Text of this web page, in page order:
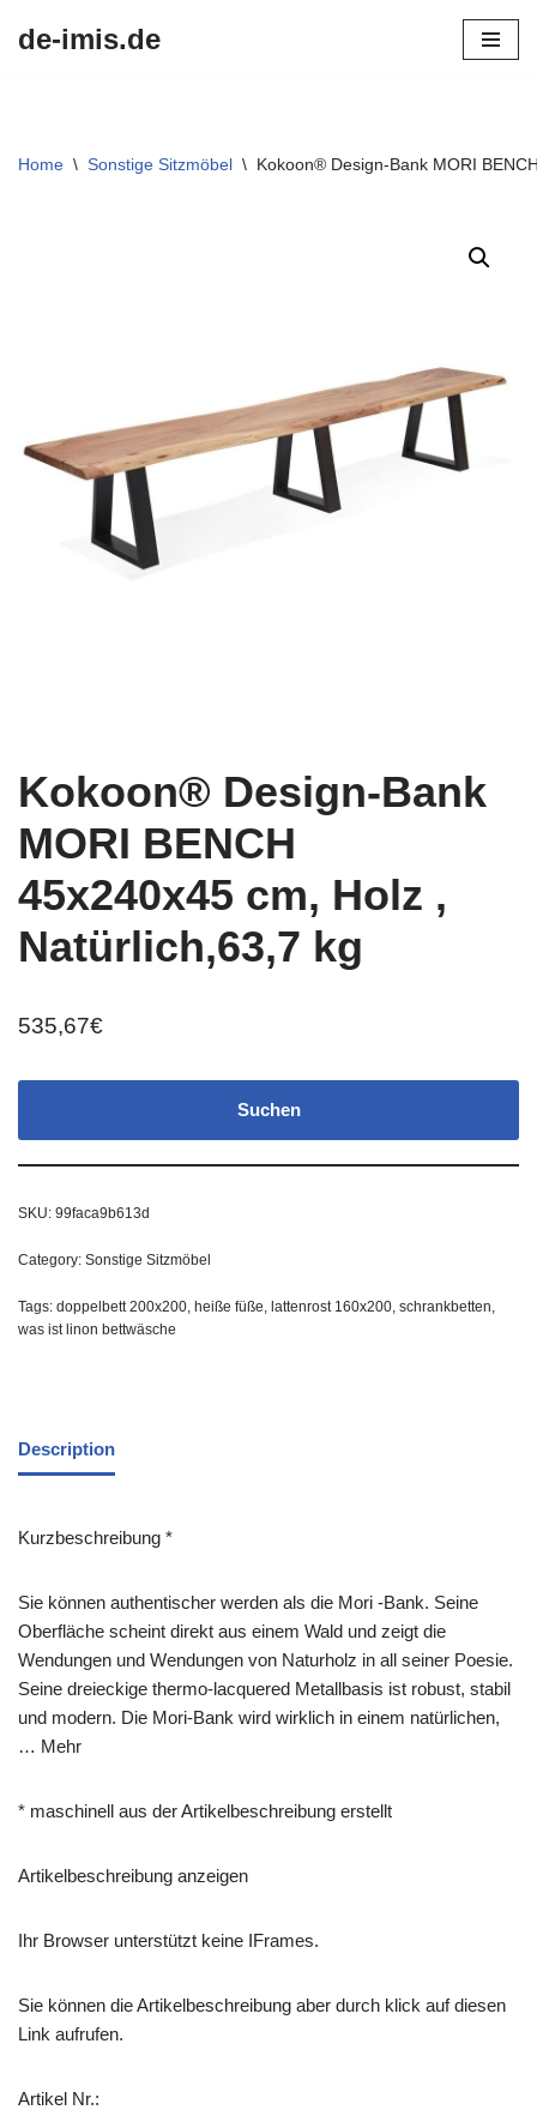
de-imis.de
Home \ Sonstige Sitzmöbel \ Kokoon® Design-Bank MORI
Kokoon® Design-Bank
MORI BENCH
45x240x45 cm, Holz ,
Natürlich,63,7 kg
535,67€
Suchen
SKU: 99faca9b613d
Category: Sonstige Sitzmöbel
Tags: doppelbett 200x200, heiße füße, lattenrost 160x200, schrankbetten,
was ist linon bettwäsche
Description
Kurzbeschreibung *
Sie können authentischer werden als die Mori -Bank. Seine
Oberfläche scheint direkt aus einem Wald und zeigt die
Wendungen und Wendungen von Naturholz in all seiner Poesie.
Seine dreieckige thermo-lacquered Metallbasis ist robust, stabil
und modern. Die Mori-Bank wird wirklich in einem natürlichen,
… Mehr
* maschinell aus der Artikelbeschreibung erstellt
Artikelbeschreibung anzeigen
Ihr Browser unterstützt keine IFrames.
Sie können die Artikelbeschreibung aber durch klick auf diesen
Link aufrufen.
Artikel Nr.: